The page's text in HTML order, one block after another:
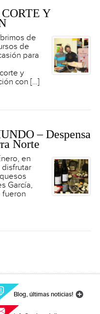
Y
de
de
para
y
con […]
– Despensa
Norte
en
García,
fueron
Blog, últimas noticias!